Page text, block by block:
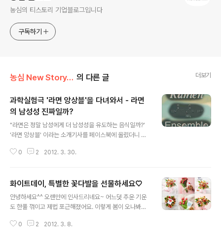
농심의 티스토리 기업블로그입니다
구독하기
농심 New Story/Inside N 의 다른 글 더보기
과학실험극 '라면 앙상블'을 다녀와서 - 라면
의 남성성 진짜일까?
"라면은 정말 남성에게 더 남성성을 유도하는 음식일까?'
'라면 앙상블' 이라는 소개기사를 페이스북에 올렸더니 제
각하시나요? '라면 앙상블'은 라면을 식품이나 영양학이 아
오르는 이 이기적인(?) 공연 첫날, 팀원들과 시원한 맥주한
잔 하고 싶은 날이었으나 너무 궁금해하는 주변 사람들에
게 등떠밀려 저는 그만 퇴근시간에 후다닥 공연장으로 향
은 극중에서 '라면학'이라는 새로운 학문을 주창하면서 과
0 2 2012. 3. 30.
화이트데이, 특별한 꽃다발을 선물하세요♡
안녕하세요^^ 오랜만에 인사드리네요~ 어느덧 추운 기운
도 한풀 꺾이고 제법 포근해졌어요. 이렇게 봄이 오나봐요^
을 표현할 수 있는 그날! '화이트데이'네요! 여러분은 연애
0 2 2012. 3. 8.